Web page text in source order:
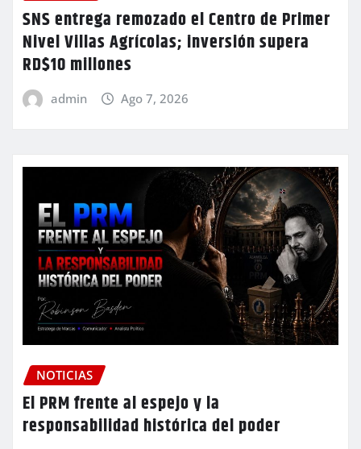
SNS entrega remozado el Centro de Primer
Nivel Villas Agrícolas; inversión supera
RD$10 millones
admin Ago 7, 2026
NOTICIAS
El PRM frente al espejo y la
responsabilidad histórica del poder